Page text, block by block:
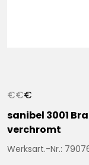
€€€
sanibel 3001
verchromt
Werksart.-Nr.: